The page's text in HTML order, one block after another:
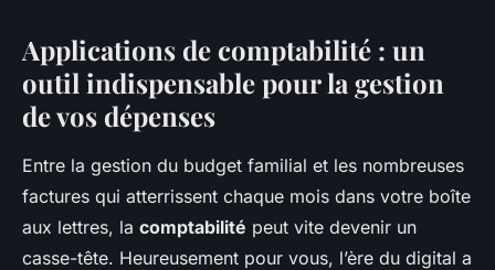
Applications de comptabilité : un
outil indispensable pour la gestion
de vos dépenses
Entre la gestion du budget familial et les nombreuses
factures qui atterrissent chaque mois dans votre boîte
aux lettres, la comptabilité peut vite devenir un
casse-tête. Heureusement pour vous, l’ère du digital a